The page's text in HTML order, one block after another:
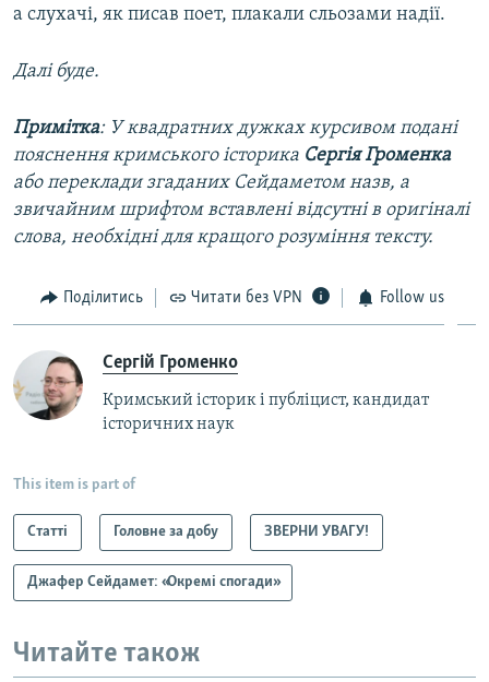
а слухачі, як писав поет, плакали сльозами надії.
Далі буде.
Примітка: У квадратних дужках курсивом подані
пояснення кримського історика Сергія Громенка
або переклади згаданих Сейдаметом назв, а
звичайним шрифтом вставлені відсутні в оригіналі
слова, необхідні для кращого розуміння тексту.
Поділитись Читати без VPN Follow us
Сергій Громенко
Кримський історик і публіцист, кандидат
історичних наук
This item is part of
Статті Головне за добу ЗВЕРНИ УВАГУ!
Джафер Сейдамет: «Окремі спогади»
Читайте також